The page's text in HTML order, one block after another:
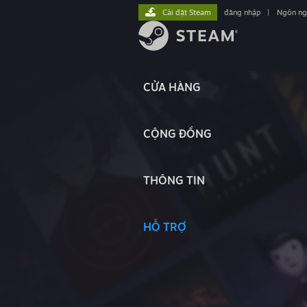
CỬA HÀNG
CỘNG ĐỒNG
THÔNG TIN
HỖ TRỢ
Cài đặt Steam đăng nhập Ngôn